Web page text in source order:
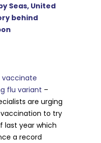
Seas, United
behind
vaccinate
flu variant –
are urging
to try
last year which
a record